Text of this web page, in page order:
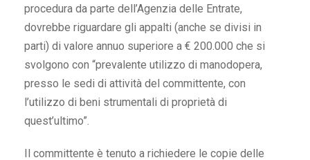
procedura da parte dell’Agenzia delle Entrate,
dovrebbe riguardare gli appalti (anche se divisi in
parti) di valore annuo superiore a € 200.000 che si
svolgono con “prevalente utilizzo di manodopera,
presso le sedi di attività del committente, con
l’utilizzo di beni strumentali di proprietà di
quest’ultimo”.
Il committente è tenuto a richiedere le copie delle